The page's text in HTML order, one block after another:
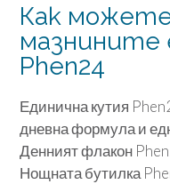
Как
мазнините
Phen24
Единична кутия
дневна формула и
Денният флакон
Нощната бутилка